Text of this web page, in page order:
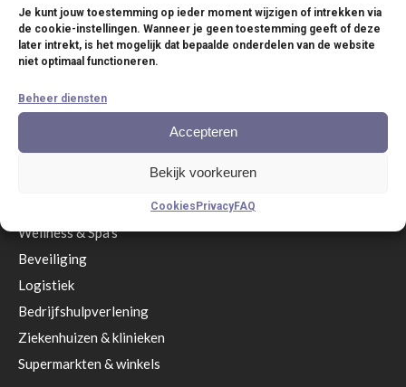
Je kunt jouw toestemming op ieder moment wijzigen of intrekken via
de cookie-instellingen. Wanneer je geen toestemming geeft of deze
later intrekt, is het mogelijk dat bepaalde onderdelen van de website
niet optimaal functioneren.
Beheer diensten
Accepteren
Bekijk voorkeuren
Cookies PrivacyFAQ
Software
Accessoires
Service anno nu
Branches
Restaurant& Terrassen
Eetgelegenheden & zelfbedieningsrestaurants
Wellness & Spa’s
Beveiliging
Logistiek
Bedrijfshulpverlening
Ziekenhuizen & klinieken
Supermarkten & winkels